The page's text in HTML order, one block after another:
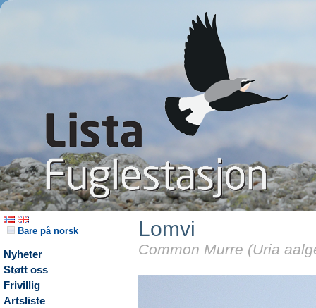
Bare på norsk
Nyheter
Støtt oss
Frivillig
Artsliste
Lomvi
Common Murre (Uria